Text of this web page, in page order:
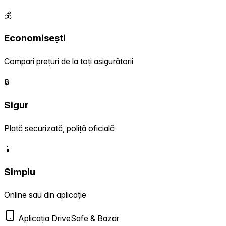
💰
Economisești
Compari prețuri de la toți asigurătorii
🔒
Sigur
Plată securizată, poliță oficială
📱
Simplu
Online sau din aplicație
Aplicația DriveSafe & Bazar